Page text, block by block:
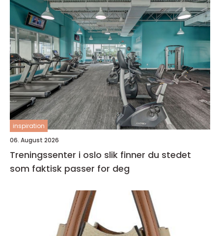
inspiration
06. August 2026
Treningssenter i oslo slik finner du stedet
som faktisk passer for deg